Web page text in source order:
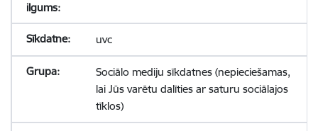
uvc
Sociālo mediju sīkdatnes (nepieciešamas,
lai Jūs varētu dalīties ar saturu sociālajos
tīklos)